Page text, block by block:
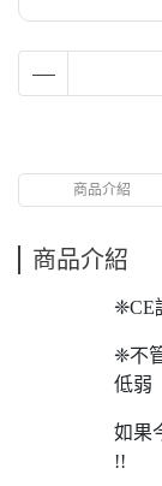
商品介紹
商品介紹
❈CE
❈不
低弱
如果
!!